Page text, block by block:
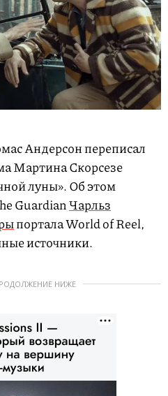
Андерсон переписал
Мартина Скорсезе
луны». Об этом
GuardianЧарльз
портала World of Reel,
источники.
НИЖЕ